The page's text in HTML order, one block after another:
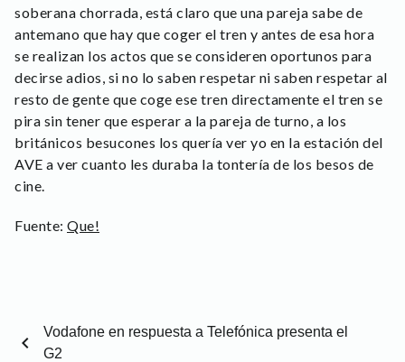
soberana chorrada, está claro que una pareja sabe de
antemano que hay que coger el tren y antes de esa hora
se realizan los actos que se consideren oportunos para
decirse adios, si no lo saben respetar ni saben respetar al
resto de gente que coge ese tren directamente el tren se
pira sin tener que esperar a la pareja de turno, a los
británicos besucones los quería ver yo en la estación del
AVE a ver cuanto les duraba la tontería de los besos de
cine.
Fuente: Que!
chevron_left
Vodafone en respuesta a Telefónica presenta el
G2